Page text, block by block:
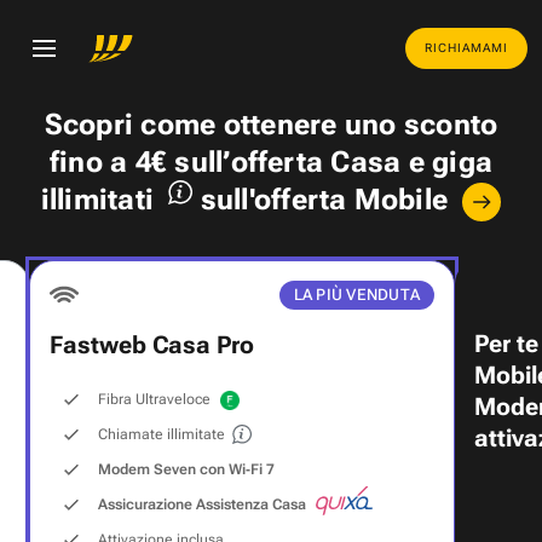
RICHIAMAMI
Scopri come ottenere uno sconto
fino a 4€ sull’offerta Casa egiga
illimitati
sull'offerta Mobile
LA PIÙ VENDUTA
Fastweb Casa Pro
Fibra Ultraveloce
Chiamate illimitate
Modem Seven con Wi‑Fi 7
Assicurazione Assistenza Casa
Per